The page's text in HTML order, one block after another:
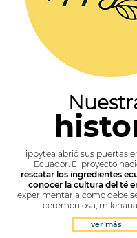
Tippytea abrió sus puertas
Ecuador. El proyecto
rescatar los ingredientes
conocer la cultura del té
experimentarla como debe
ceremoniosa,
ver más